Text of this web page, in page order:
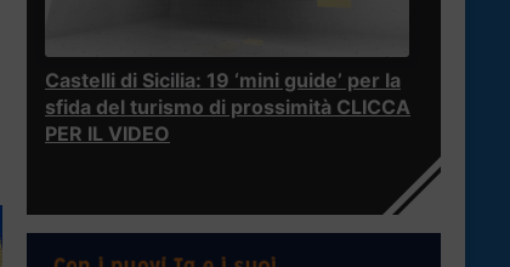
Castelli di Sicilia: 19 ‘mini guide’ per la
sfida del turismo di prossimità CLICCA
PER IL VIDEO